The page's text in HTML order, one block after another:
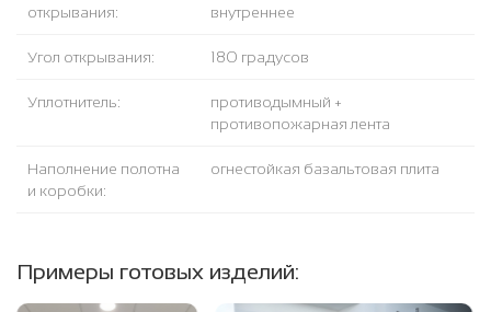
открывания:
внутреннее
Угол открывания: 180 градусов
Уплотнитель:
противодымный +
противопожарная лента
Наполнение полотна
и коробки:
огнестойкая базальтовая плита
Примеры готовых изделий: